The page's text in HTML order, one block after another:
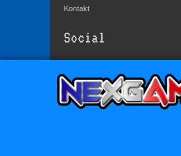
Kontakt
Social
Facebook
Twitter